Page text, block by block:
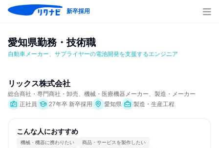
新卒採用
愛知県勤務・技術職
自動車メーカー、サプライヤーの電池開発を支援するエンジニア
リックス株式会社
総合商社・専門商社・卸売、機械・医療機器メーカー、製造・メーカー
正社員
27年卒 新卒採用 愛知県 製造・生産工程
こんな人におすすめ
機械・機器に携わりたい 商品・サービスを製作したい